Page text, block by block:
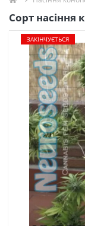
Сорт насіння
ЗАКІНЧУЄТЬСЯ